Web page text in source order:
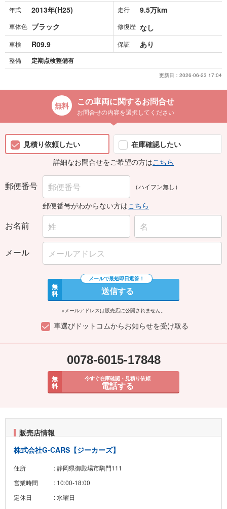
年式 2013年(H25) 走行 9.5万km
車体色 ブラック 修復歴 なし
車検 R09.9 保証 あり
整備 定期点検整備有
更新日： 2026-06-23 17:04
この車両に関するお問合せ
お問合せの内容を選択してください
見積り依頼したい
在庫確認したい
詳細なお問合せをご希望の方はこちら
郵便番号 （ハイフン無し）
郵便番号がわからない方はこちら
お名前
メール
無
料 送信する
※メールアドレスは販売店に公開されません。
車選びドットコムからお知らせを受け取る
0078-6015-17848
無
料
今すぐ在庫確認・見積り依頼
電話する
販売店情報
株式会社G-CARS【ジーカーズ】
住所
: 静岡県御殿場市駒門111
営業時間
: 10:00-18:00
定休日
: 水曜日